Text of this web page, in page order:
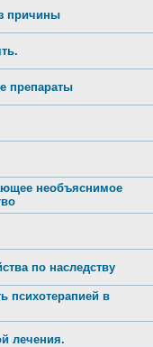
причины
препараты
необъяснимое
по наследству
психотерапией в
лечения.